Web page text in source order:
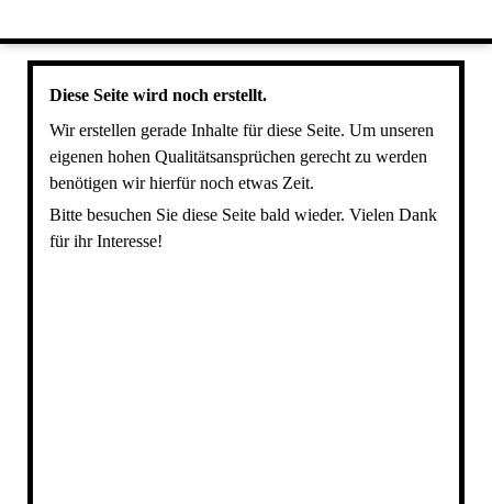
HAUSAPOTHEKE
HUNDEGESTZ)
Diese Seite wird noch erstellt.
Wir erstellen gerade Inhalte für diese Seite. Um unseren
eigenen hohen Qualitätsansprüchen gerecht zu werden
benötigen wir hierfür noch etwas Zeit.
Bitte besuchen Sie diese Seite bald wieder. Vielen Dank
für ihr Interesse!